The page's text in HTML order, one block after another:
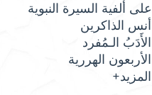
على ألفية السيرة النبوية
أنس الذاكرين
الأَدَبُ الـمُفرد
الأربعون الهررية
المزيد+